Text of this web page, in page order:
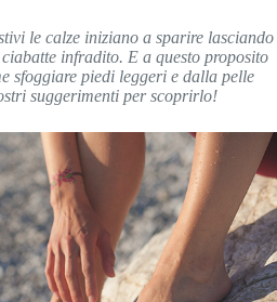
le calze iniziano a sparire lasciando
infradito. E a questo proposito
sfoggiare piedi leggeri e dalla pelle
suggerimenti per scoprirlo!